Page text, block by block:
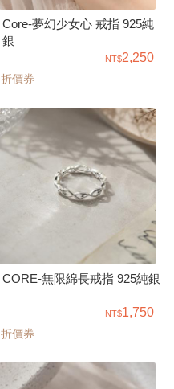
Core-夢幻少女心 戒指 925純
銀
2,250
折價券
CORE-無限綿長戒指 925純銀
1,750
折價券